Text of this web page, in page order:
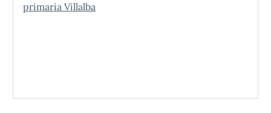
primaria Villalba